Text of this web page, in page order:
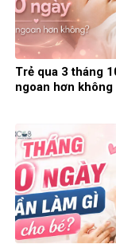
Trẻ qua 3 tháng
ngoan hơn không